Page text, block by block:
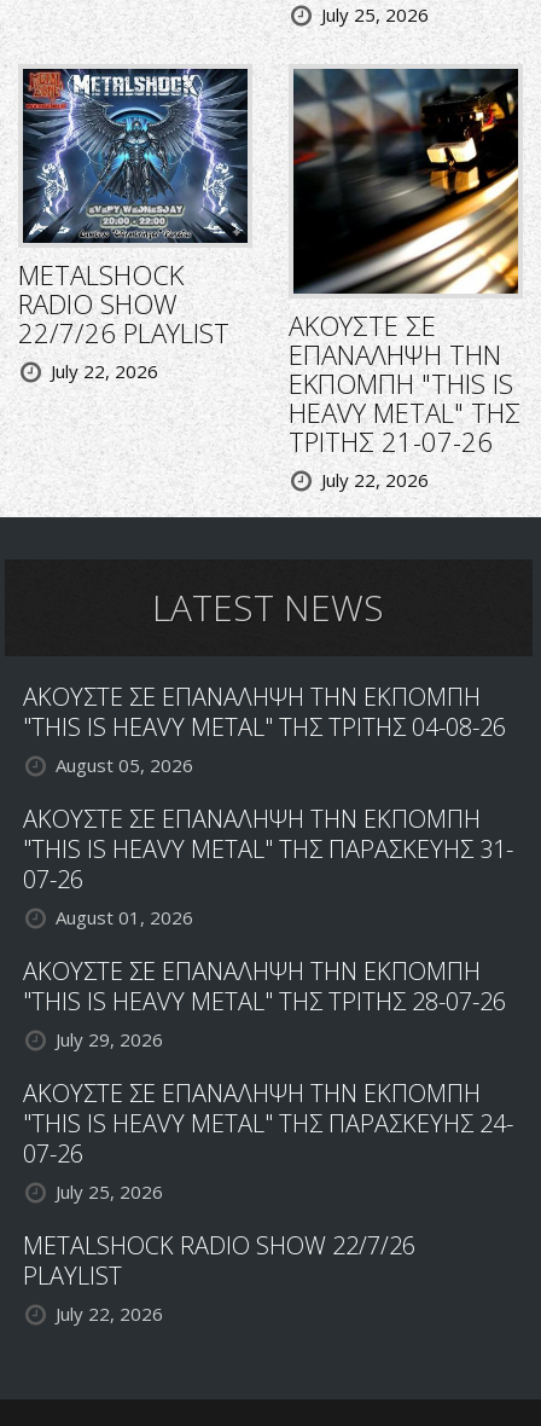
July 25, 2026
METALSHOCK
RADIO SHOW
22/7/26 PLAYLIST
July 22, 2026
ΑΚΟΥΣΤΕ ΣΕ
ΕΠΑΝΑΛΗΨΗ ΤΗΝ
ΕΚΠΟΜΠΗ "THIS IS
HEAVY METAL" ΤΗΣ
ΤΡΙΤΗΣ 21-07-26
July 22, 2026
LATEST NEWS
ΑΚΟΥΣΤΕ ΣΕ ΕΠΑΝΑΛΗΨΗ ΤΗΝ ΕΚΠΟΜΠΗ
"THIS IS HEAVY METAL" ΤΗΣ ΤΡΙΤΗΣ 04-08-26
August 05, 2026
ΑΚΟΥΣΤΕ ΣΕ ΕΠΑΝΑΛΗΨΗ ΤΗΝ ΕΚΠΟΜΠΗ
"THIS IS HEAVY METAL" ΤΗΣ ΠΑΡΑΣΚΕΥΗΣ 31-
07-26
August 01, 2026
ΑΚΟΥΣΤΕ ΣΕ ΕΠΑΝΑΛΗΨΗ ΤΗΝ ΕΚΠΟΜΠΗ
"THIS IS HEAVY METAL" ΤΗΣ ΤΡΙΤΗΣ 28-07-26
July 29, 2026
ΑΚΟΥΣΤΕ ΣΕ ΕΠΑΝΑΛΗΨΗ ΤΗΝ ΕΚΠΟΜΠΗ
"THIS IS HEAVY METAL" ΤΗΣ ΠΑΡΑΣΚΕΥΗΣ 24-
07-26
July 25, 2026
METALSHOCK RADIO SHOW 22/7/26
PLAYLIST
July 22, 2026